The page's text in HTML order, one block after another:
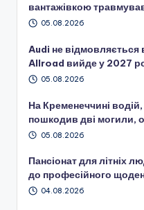
вантажівкою
05.08.2026
Audi не відмовляється
Allroad вийде у 2027
05.08.2026
На Кременеччині водій,
пошкодив дві могили,
05.08.2026
Пансіонат для літніх
до професійного
04.08.2026